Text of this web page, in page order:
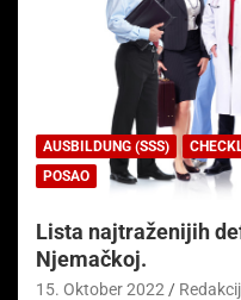
AUSBILDUNG (SSS)
POSAO
Lista najtraženijih
Njemačkoj.
15. Oktober 2022